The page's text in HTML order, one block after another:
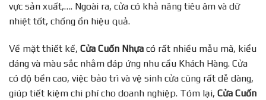
vực sản xuất,…. Ngoài ra, cửa có khả năng tiêu âm và dữ
nhiệt tốt, chống ồn hiệu quả.
Về mặt thiết kế, Cửa Cuốn Nhựa có rất nhiều mẫu mã, kiểu
dáng và màu sắc nhằm đáp ứng nhu cầu Khách Hàng. Cửa
có độ bền cao, việc bảo trì và vệ sinh cửa cũng rất dễ dàng,
giúp tiết kiệm chi phí cho doanh nghiệp. Tóm lại, Cửa Cuốn